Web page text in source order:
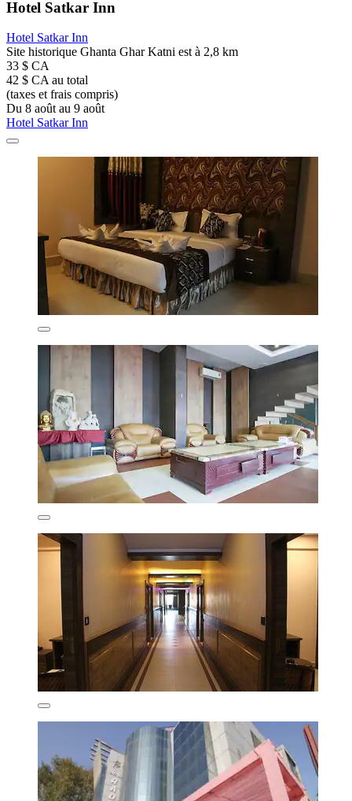
Hotel Satkar Inn
Hotel Satkar Inn
Site historique Ghanta Ghar Katni est à 2,8 km
33 $ CA
42 $ CA au total
(taxes et frais compris)
Du 8 août au 9 août
Hotel Satkar Inn